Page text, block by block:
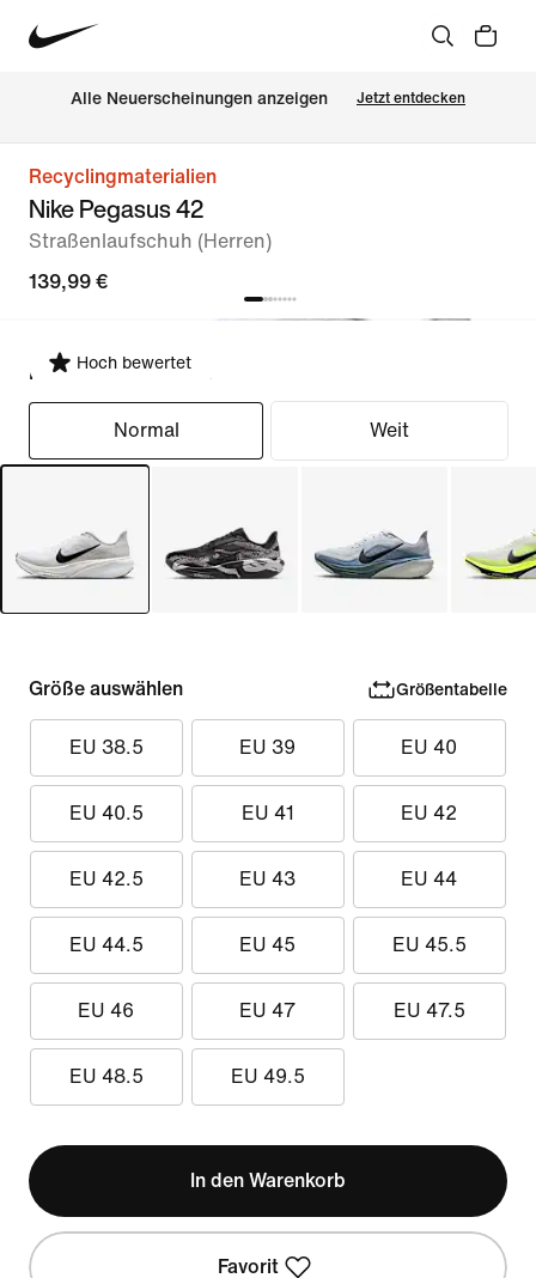
Alle Neuerscheinungen anzeigen Jetzt entdecken
Recyclingmaterialien
Nike Pegasus 42
Straßenlaufschuh (Herren)
139,99 €
Hoch bewertet
Passform auswählen
Normal Weit
Größe auswählen Größentabelle
EU 38.5 EU 39 EU 40
EU 40.5 EU 41 EU 42
EU 42.5 EU 43 EU 44
EU 44.5 EU 45 EU 45.5
EU 46 EU 47 EU 47.5
EU 48.5 EU 49.5
In den Warenkorb
Favorit